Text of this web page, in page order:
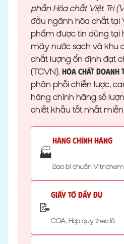
phần Hóa chất Việt Trì
đầu ngành hóa chất tại
phẩm được tin dùng tại
máy nước sạch và khu
chất lượng ổn định đạt
(TCVN). Hóa Chất Doanh
phân phối chiến lược,
hàng chính hãng số
chiết khấu tốt nhất
🏭
Hàng Chính Hãng
Bao bì chuẩn
📝
Giấy Tờ Đầy Đủ
COA, Hợp quy theo lô.